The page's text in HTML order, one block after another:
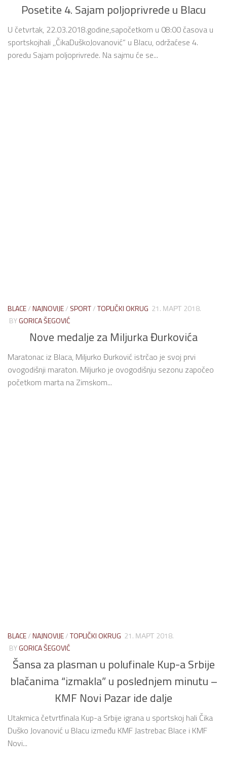
Posetite 4. Sajam poljoprivrede u Blacu
U četvrtak, 22.03.2018.godine,sapočetkom u 08:00 časova u
sportskojhali ,,ČikaDuškoJovanović“ u Blacu, održaćese 4.
poredu Sajam poljoprivrede. Na sajmu će se...
BLACE/NAJNOVIJE/ SPORT/TOPLIČKI OKRUG 21. МАРТ 2018.
BYGORICA ŠEGOVIĆ
Nove medalje za Miljurka Đurkovića
Maratonac iz Blaca, Miljurko Đurković istrčao je svoj prvi
ovogodišnji maraton. Miljurko je ovogodišnju sezonu započeo
početkom marta na Zimskom...
BLACE/NAJNOVIJE/TOPLIČKI OKRUG 21. МАРТ 2018.
BYGORICA ŠEGOVIĆ
Šansa za plasman u polufinale Kup-a Srbije
blačanima “izmakla” u poslednjem minutu –
KMF Novi Pazar ide dalje
Utakmica četvrtfinala Kup-a Srbije igrana u sportskoj hali Čika
Duško Jovanović u Blacu između KMF Jastrebac Blace i KMF
Novi...